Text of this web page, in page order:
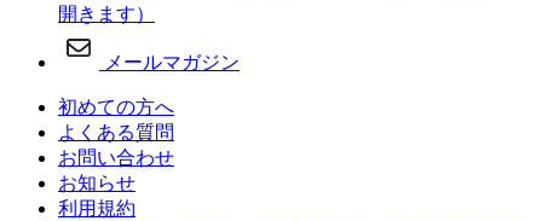
開きます）
メールマガジン
初めての方へ
よくある質問
お問い合わせ
お知らせ
利用規約